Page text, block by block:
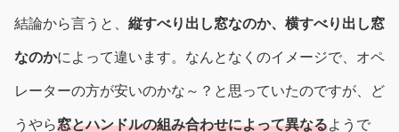
結論から言うと、 縦すべり出し窓なのか、横すべり出し窓
なのかによって違います。なんとなくのイメージで、オペ
レーターの方が安いのかな～？と思っていたのですが、ど
うやら窓とハンドルの組み合わせによって異なるようで